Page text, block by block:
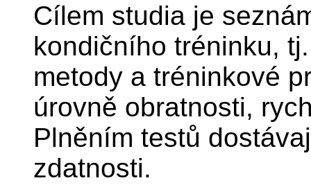
Cílem studia je
kondičního tréninku,
metody a tréninkové
úrovně obratnosti,
Plněním testů
zdatnosti.